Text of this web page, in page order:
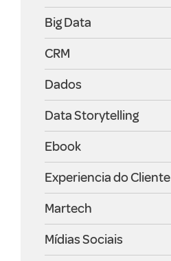
Big Data
CRM
Dados
Data Storytelling
Ebook
Experiencia do Cliente
Martech
Mídias Sociais